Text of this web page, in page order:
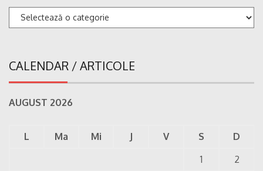
Categorii
CALENDAR / ARTICOLE
AUGUST 2026
L Ma Mi J V S
D
1
2